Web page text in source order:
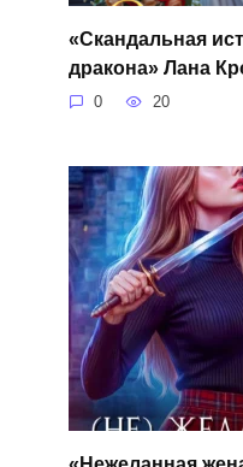
«Скандальная
дракона» Лана
0 20